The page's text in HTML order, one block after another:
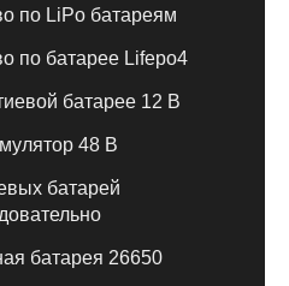
по LiPo батареям
по батарее Lifepo4
батарее 12 В
48 В
батарей
батарея 26650